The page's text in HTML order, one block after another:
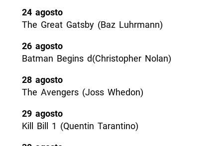
24 agosto
The Great Gatsby (Baz Luhrmann)
26 agosto
Batman Begins d(Christopher Nolan)
28 agosto
The Avengers (Joss Whedon)
29 agosto
Kill Bill 1 (Quentin Tarantino)